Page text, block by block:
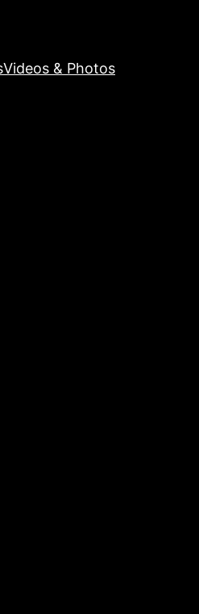
Videos & Photos